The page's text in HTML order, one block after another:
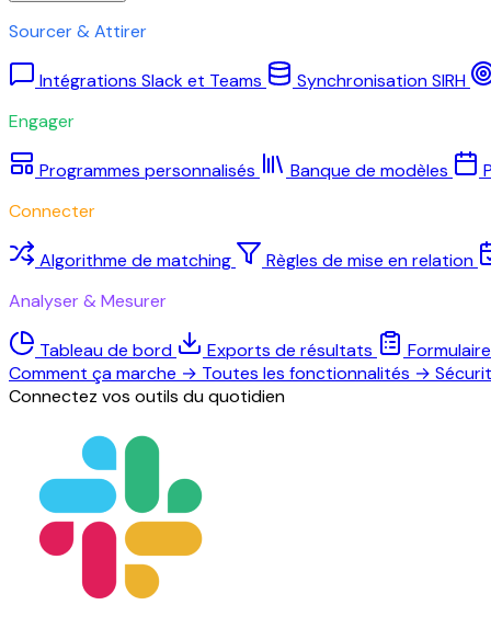
Sourcer & Attirer
Intégrations Slack et Teams
Synchronisation SIRH
Engager
Programmes personnalisés Banque de modèles
Connecter
Algorithme de matching
Règles de mise en relation
Analyser & Mesurer
Tableau de bord Exports de résultats
Comment ça marche → Toutes les fonctionnalités →
Connectez vos outils du quotidien